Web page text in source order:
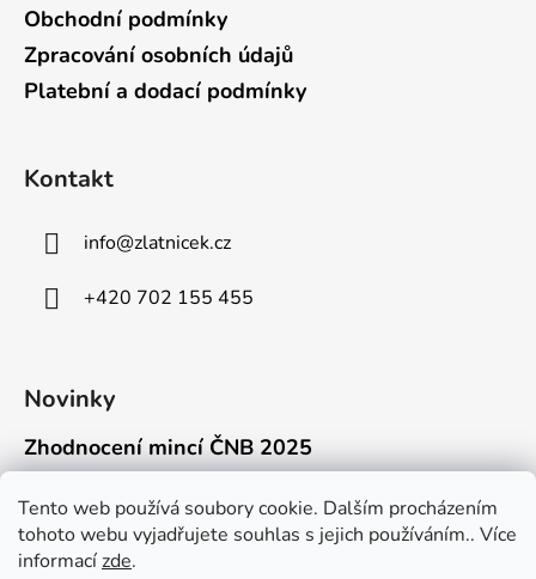
Tento web používá soubory cookie. Dalším procházením
tohoto webu vyjadřujete souhlas s jejich používáním.. Více
informacízde.
Obchodní podmínky
Zpracování osobních údajů
Platební a dodací podmínky
Kontakt
info@zlatnicek.cz
+420 702 155 455
Novinky
Zhodnocení mincí ČNB 2025
Připravili jsme pro vás jednoduchý a př...
Mýty o přepravě zlatých mincí mimo EU